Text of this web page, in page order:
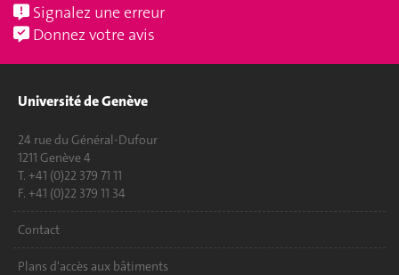
Signalez une erreur
Donnez votre avis
Université de Genève
24 rue du Général-Dufour
1211 Genève 4
T. +41 (0)22 379 71 11
F. +41 (0)22 379 11 34
Contact
Plans d'accès aux bâtiments